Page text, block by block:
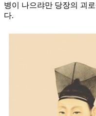
병이 나으랴만 당장의 괴
다.